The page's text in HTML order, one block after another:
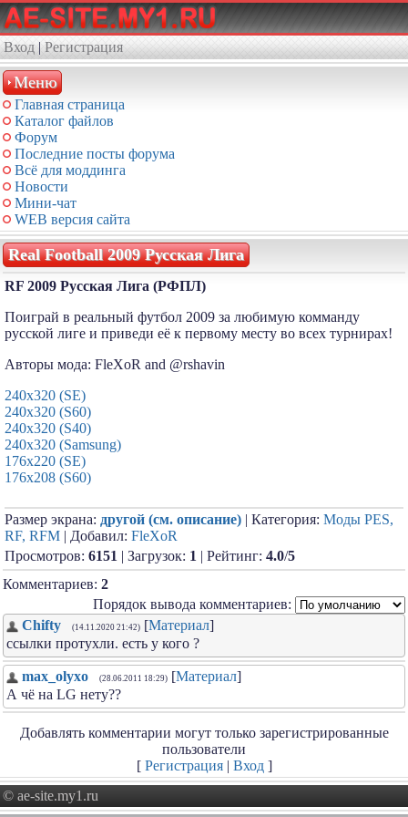
Вход | Регистрация
Меню
Главная страница
Каталог файлов
Форум
Последние посты форума
Всё для моддинга
Новости
Мини-чат
WEB версия сайта
Real Football 2009 Русская Лига
RF 2009 Русская Лига (РФПЛ)
Поиграй в реальный футбол 2009 за любимую комманду
русской лиге и приведи её к первому месту во всех турнирах!
Авторы мода: FleXoR and @rshavin
240x320 (SE)
240x320 (S60)
240x320 (S40)
240x320 (Samsung)
176x220 (SE)
176x208 (S60)
Размер экрана: другой (см. описание) | Категория: Моды PES,
RF, RFM | Добавил: FleXoR
Просмотров: 6151 | Загрузок: 1 | Рейтинг: 4.0/5
Комментариев: 2
Порядок вывода комментариев:
Chifty
(14.11.2020 21:42) [Материал]
ссылки протухли. есть у кого ?
max_olyxo (28.06.2011 18:29) [Материал]
А чё на LG нету??
Добавлять комментарии могут только зарегистрированные
пользователи
[ Регистрация| Вход]
© ae-site.my1.ru